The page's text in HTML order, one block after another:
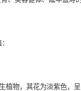
物，其花为淡紫色，